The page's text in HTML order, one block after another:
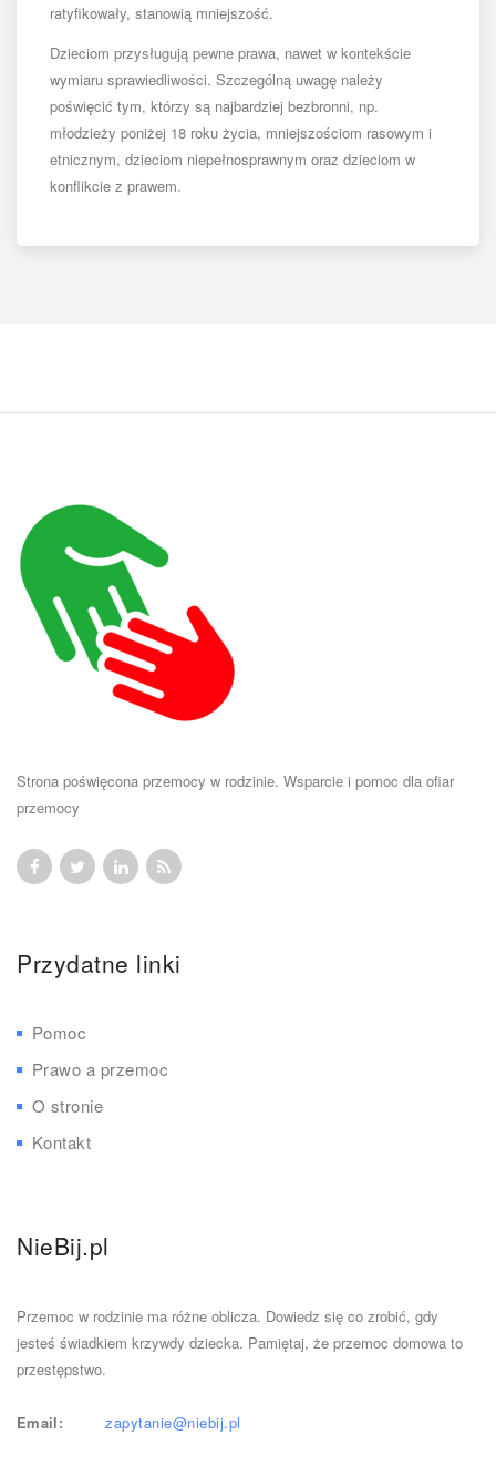
ratyfikowały, stanowią mniejszość.
Dzieciom przysługują pewne prawa, nawet w kontekście
wymiaru sprawiedliwości. Szczególną uwagę należy
poświęcić tym, którzy są najbardziej bezbronni, np.
młodzieży poniżej 18 roku życia, mniejszościom rasowym i
etnicznym, dzieciom niepełnosprawnym oraz dzieciom w
konflikcie z prawem.
Strona poświęcona przemocy w rodzinie. Wsparcie i pomoc dla ofiar
przemocy
Przydatne linki
Pomoc
Prawo a przemoc
O stronie
Kontakt
NieBij.pl
Przemoc w rodzinie ma różne oblicza. Dowiedz się co zrobić, gdy
jesteś świadkiem krzywdy dziecka. Pamiętaj, że przemoc domowa to
przestępstwo.
Email: zapytanie@niebij.pl